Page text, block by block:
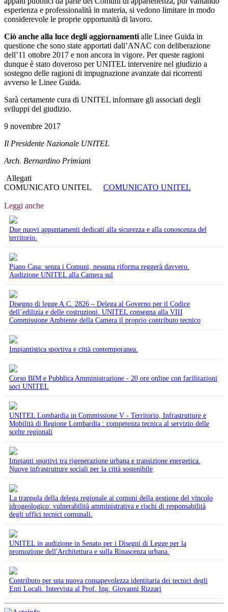
esperienza e professionalità in materia, si vedono limitare in modo
considerevole le proprie opportunità di lavoro.
Ciò anche alla luce degli aggiornamenti alle Linee Guida in
questione che sono state apportati dall’ANAC con deliberazione
dell’11 ottobre 2017 e non ancora in vigore. Per queste ragioni
dunque è stato doveroso per UNITEL intervenire nel giudizio a
sostegno delle ragioni di impugnazione avanzate dai ricorrenti
avverso le Linee Guida.
Sarà certamente cura di UNITEL informare gli associati degli
sviluppi del giudizio.
9 novembre 2017
Il Presidente Nazionale UNITEL
Arch. Bernardino Primiani
Allegati
COMUNICATO UNITEL
COMUNICATO UNITEL
Leggi anche
Due nuovi appuntamenti dedicati alla sicurezza e alla conoscenza del
territorio.
Piano Casa: senza i Comuni, nessuna riforma reggerà davvero.
Audizione UNITEL alla Camera sul
Disegno di legge A.C. 2826 – Delega al Governo per il Codice
dell’edilizia e delle costruzioni. UNITEL consegna alla VIII
Commissione Ambiente della Camera il proprio contributo tecnico
Impiantistica sportiva e città contemporanea.
Corso BIM e Pubblica Amministrazione - 20 ore online con facilitazioni
soci UNITEL
UNITEL Lombardia in Commissione V - Territorio, Infrastrutture e
Mobilità di Regione Lombardia : competenza tecnica al servizio delle
scelte regionali
Impianti sportivi tra rigenerazione urbana e transizione energetica.
Nuove infrastrutture sociali per la città sostenibile
La trappola della delega regionale ai comuni della gestione del vincolo
idrogeologico: vulnerabilità amministrativa e rischi di responsabilità
degli uffici tecnici comunali.
UNITEL in audizione in Senato per i Disegni di Legge per la
promozione dell'Architettura e sulla Rinascenza urbana.
Contributo per una nuova consapevolezza identitaria dei tecnici degli
Enti Locali. Intervista al Prof. Ing. Giovanni Rizzari